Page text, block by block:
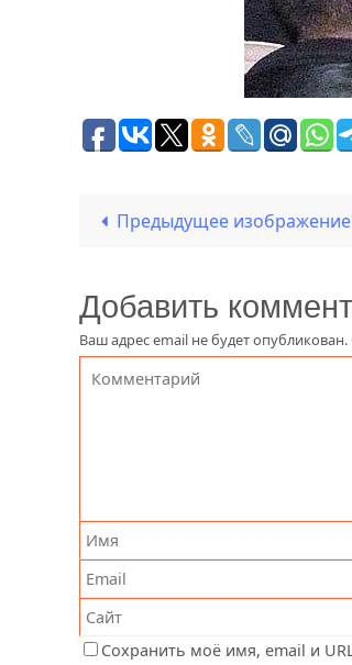
Предыдущее изображение
Добавить
Ваш адрес email не будет опубликован.
Сохранить моё имя, email и